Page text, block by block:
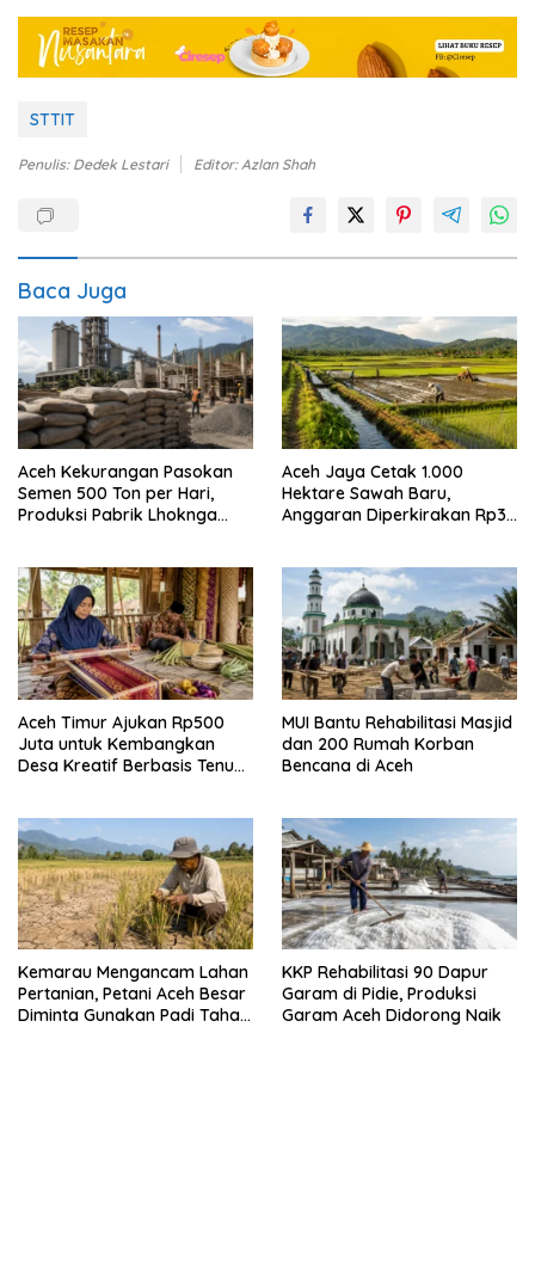
STTIT
Penulis: Dedek Lestari Editor: Azlan Shah
Baca Juga
Aceh Kekurangan Pasokan
Semen 500 Ton per Hari,
Produksi Pabrik Lhoknga
Aceh Jaya Cetak 1.000
Hektare Sawah Baru,
Anggaran Diperkirakan Rp35
Aceh Timur Ajukan Rp500
Juta untuk Kembangkan
Desa Kreatif Berbasis Tenun
MUI Bantu Rehabilitasi Masjid
dan 200 Rumah Korban
Bencana di Aceh
Kemarau Mengancam Lahan
Pertanian, Petani Aceh Besar
Diminta Gunakan Padi Tahan
KKP Rehabilitasi 90 Dapur
Garam di Pidie, Produksi
Garam Aceh Didorong Naik